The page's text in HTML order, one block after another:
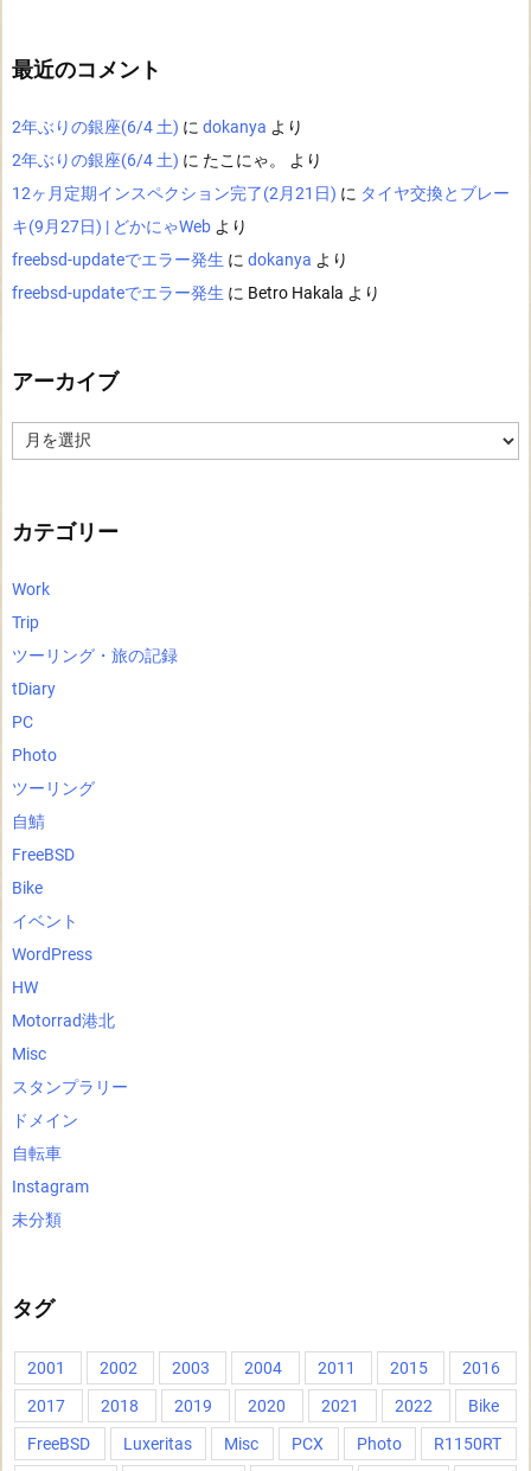
最近のコメント
2年ぶりの銀座(6/4 土) に dokanya より
2年ぶりの銀座(6/4 土) に たこにゃ。
より
12ヶ月定期インスペクション完了(2月21日) に タイヤ交換とブレー
キ(9月27日) | どかにゃWeb より
freebsd-updateでエラー発生 に dokanya より
freebsd-updateでエラー発生 に Betro Hakala より
アーカイブ
ー
カテゴリー
Work
Trip
ツーリング・旅の記録
tDiary
PC
Photo
ツーリング
自鯖
FreeBSD
Bike
イベント
WordPress
HW
Motorrad港北
Misc
スタンプラリー
ドメイン
自転車
Instagram
未分類
タグ
2001 2002 2003 2004 2011 2015
2016
2017
2018 2019 2020 2021 2022
Bike
FreeBSD
Luxeritas Misc PCX Photo R1150RT